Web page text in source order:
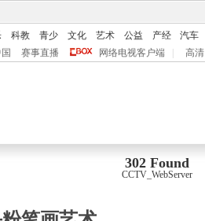
科教 青少 文化 艺术 公益 产经 汽车
赛事直播 网络电视客户端 高清
302 Found
CCTV_WebServer